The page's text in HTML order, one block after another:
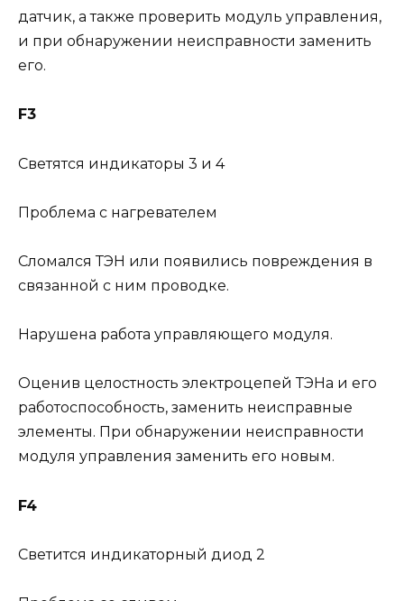
датчик, а также проверить модуль управления,
и при обнаружении неисправности заменить
его.
F3
Светятся индикаторы 3 и 4
Проблема с нагревателем
Сломался ТЭН или появились повреждения в
связанной с ним проводке.
Нарушена работа управляющего модуля.
Оценив целостность электроцепей ТЭНа и его
работоспособность, заменить неисправные
элементы. При обнаружении неисправности
модуля управления заменить его новым.
F4
Светится индикаторный диод 2